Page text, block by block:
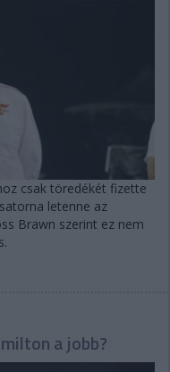
csak töredékét fizette
letenne az
Brawn szerint ez nem
a jobb?